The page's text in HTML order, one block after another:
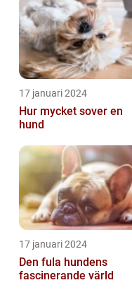
17 januari 2024
Hur mycket sover en
hund
17 januari 2024
Den fula hundens
fascinerande värld